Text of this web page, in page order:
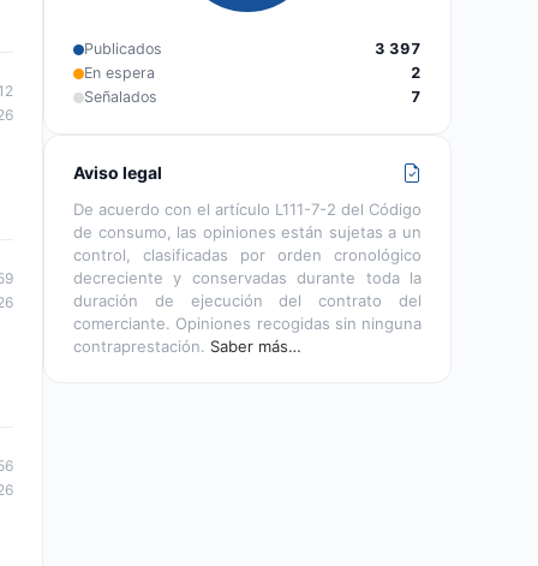
Publicados
3 397
En espera
2
Señalados
7
Aviso legal
De acuerdo con el artículo L111-7-2 del Código
de consumo, las opiniones están sujetas a un
control, clasificadas por orden cronológico
decreciente y conservadas durante toda la
duración de ejecución del contrato del
comerciante. Opiniones recogidas sin ninguna
contraprestación. Saber más…